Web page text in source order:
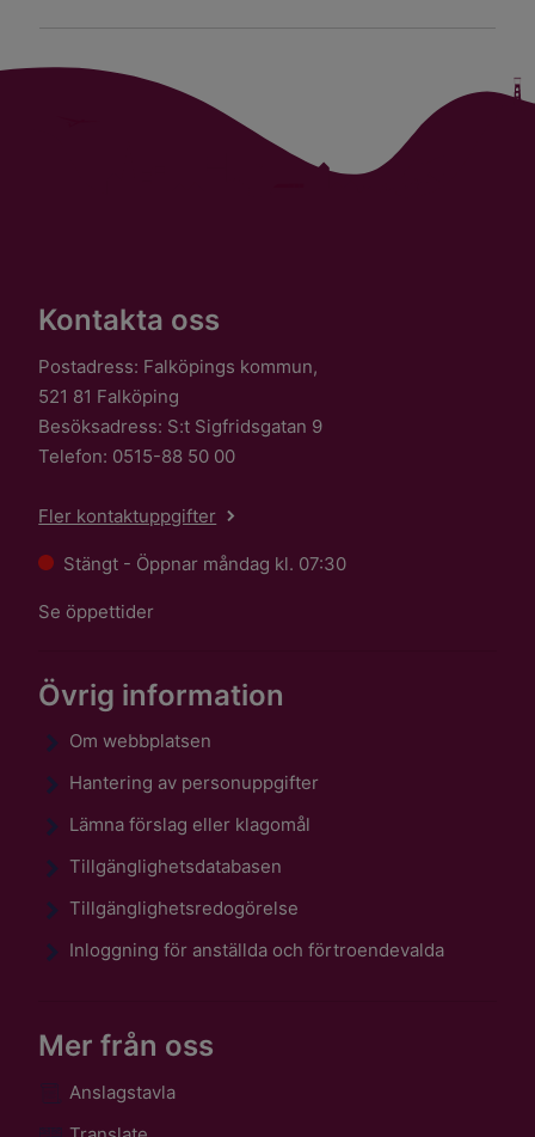
Kontakta oss
Postadress: Falköpings kommun,
521 81 Falköping
Besöksadress: S:t Sigfridsgatan 9
Telefon: 0515-88 50 00
Fler kontaktuppgifter
Stängt - Öppnar måndag kl. 07:30
Se öppettider
Övrig information
Om webbplatsen
Hantering av personuppgifter
Lämna förslag eller klagomål
Tillgänglighetsdatabasen
Tillgänglighetsredogörelse
Inloggning för anställda och förtroendevalda
Mer från oss
Anslagstavla